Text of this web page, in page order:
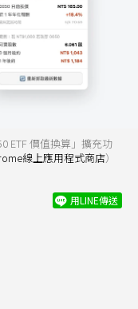
ETF 價值換算」擴充功
線上應用程式商店）
用LINE傳送